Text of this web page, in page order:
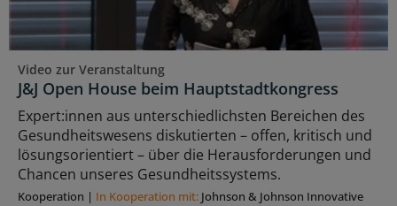
Video zur Veranstaltung
J&J Open House beim Hauptstadtkongress
Expert:innen aus unterschiedlichsten Bereichen des
Gesundheitswesens diskutierten – offen, kritisch und
lösungsorientiert – über die Herausforderungen und
Chancen unseres Gesundheitssystems.
Kooperation | In Kooperation mit: Johnson & Johnson Innovative